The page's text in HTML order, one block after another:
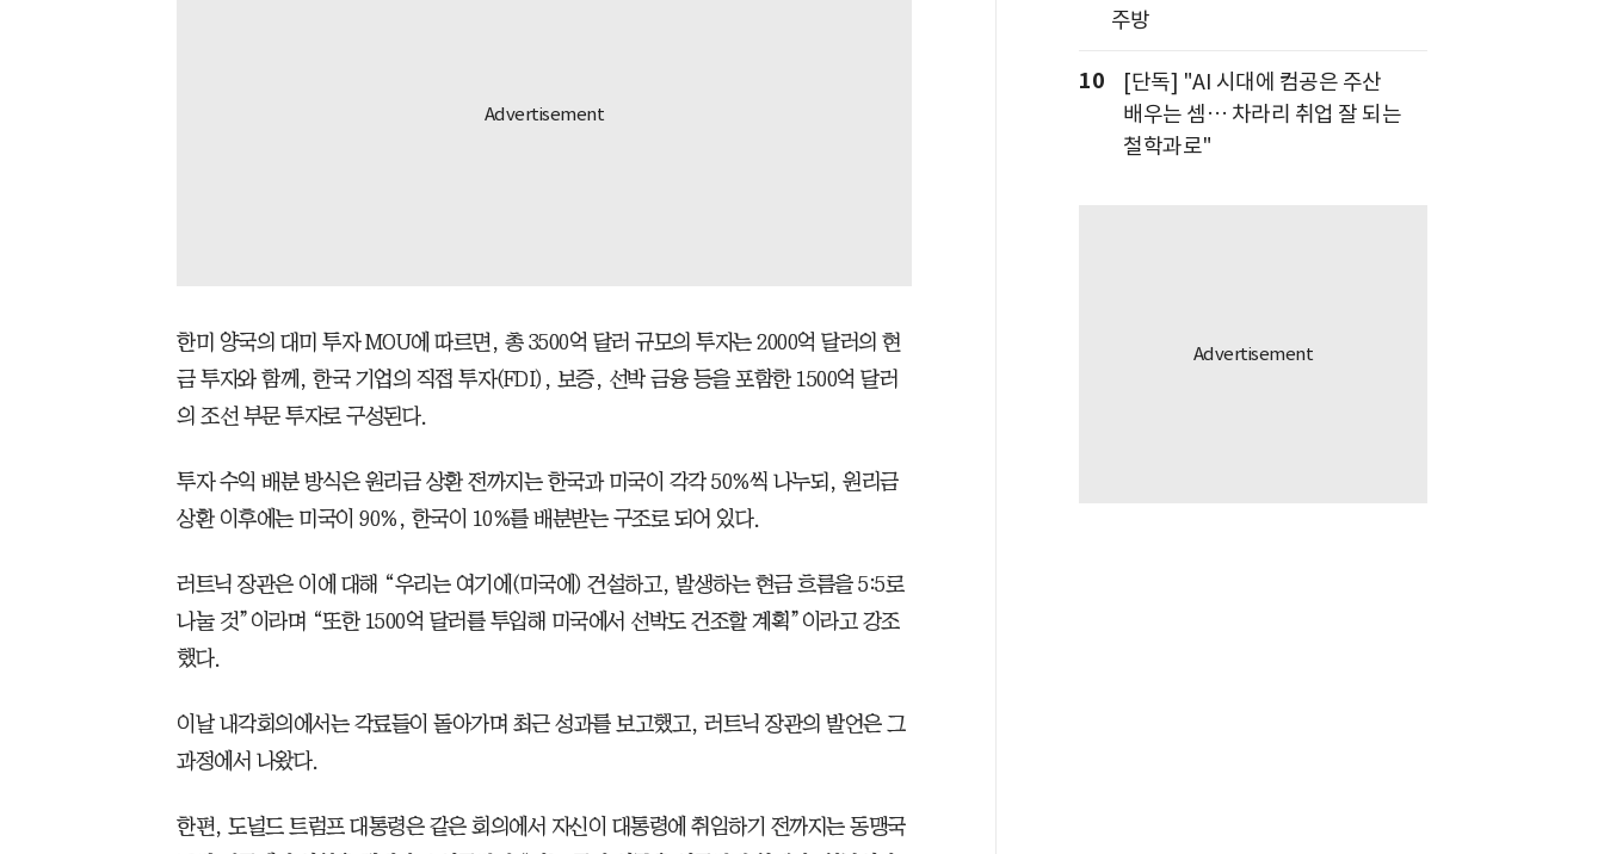
한미 양국의 대미 투자 MOU에 따르면, 총 3500억 달러 규모의 투자는 2000억 달러의 현
금 투자와 함께, 한국 기업의 직접 투자(FDI), 보증, 선박 금융 등을 포함한 1500억 달러
의 조선 부문 투자로 구성된다.
투자 수익 배분 방식은 원리금 상환 전까지는 한국과 미국이 각각 50%씩 나누되, 원리금
상환 이후에는 미국이 90%, 한국이 10%를 배분받는 구조로 되어 있다.
러트닉 장관은 이에 대해 “우리는 여기에(미국에) 건설하고, 발생하는 현금 흐름을 5:5로
나눌 것”이라며 “또한 1500억 달러를 투입해 미국에서 선박도 건조할 계획”이라고 강조
했다.
이날 내각회의에서는 각료들이 돌아가며 최근 성과를 보고했고, 러트닉 장관의 발언은 그
과정에서 나왔다.
한편, 도널드 트럼프 대통령은 같은 회의에서 자신이 대통령에 취임하기 전까지는 동맹국
주방
10
[단독] "AI 시대에 컴공은 주산
배우는 셈… 차라리 취업 잘 되는
철학과로"